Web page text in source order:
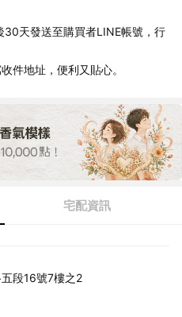
30天發送至購買者LINE帳號，行
件地址，便利又貼心。
宅配資訊
段16號7樓之2